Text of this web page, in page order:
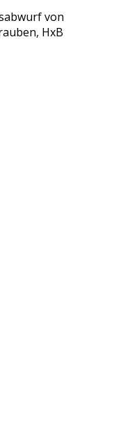
von
HxB